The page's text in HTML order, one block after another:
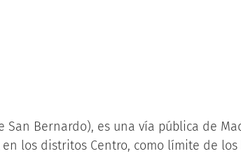
San Bernardo), es una vía pública de
los distritos Centro, como límite de